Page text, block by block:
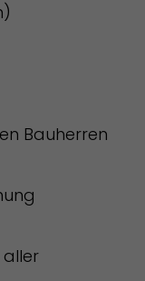
Bauherren